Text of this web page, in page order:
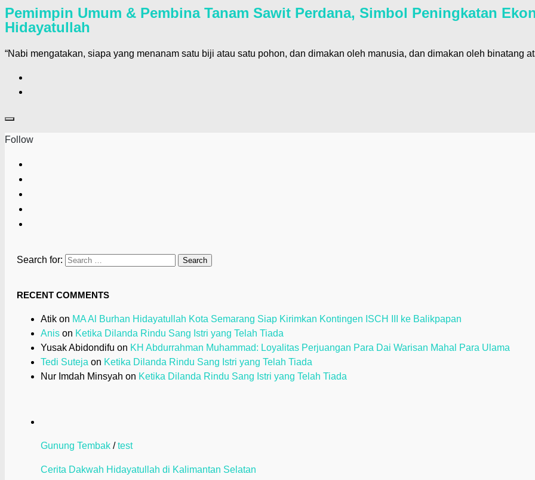
Pemimpin Umum & Pembina Tanam Sawit Perdana, Simbol Peningkatan
Hidayatullah
“Nabi mengatakan, siapa yang menanam satu biji atau satu pohon, dan dimakan oleh manusia, dan dimakan oleh binatang
Follow
Search for:
RECENT COMMENTS
Atik on MA Al Burhan Hidayatullah Kota Semarang Siap Kirimkan Kontingen ISCH III ke Balikpapan
Anis on Ketika Dilanda Rindu Sang Istri yang Telah Tiada
Yusak Abidondifu on KH Abdurrahman Muhammad: Loyalitas Perjuangan Para Dai Warisan Mahal Para Ulama
Tedi Suteja on Ketika Dilanda Rindu Sang Istri yang Telah Tiada
Nur Imdah Minsyah on Ketika Dilanda Rindu Sang Istri yang Telah Tiada
Gunung Tembak /test
Cerita Dakwah Hidayatullah di Kalimantan Selatan